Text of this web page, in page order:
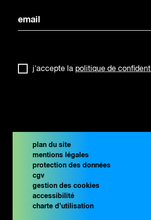
j'accepte la politique de
plan du site
mentions légales
protection des données
cgv
gestion des cookies
accessibilité
charte d’utilisation